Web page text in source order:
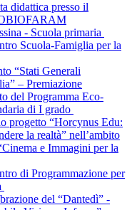
didattica presso il
- Scuola primaria
Scuola-Famiglia per la
“Stati Generali
– Premiazione
del Programma Eco-
di I grado
progetto “Horcynus Edu:
la realtà” nell’ambito
e Immagini per la
di Programmazione per
del “Dantedì” -